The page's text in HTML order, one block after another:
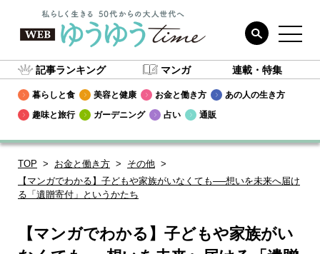
記事ランキング マンガ 連載・特集
暮らしと食 美容と健康 お金と働き方
あの人の生き方
趣味と旅行
ガーデニング 占い 通販
TOP お金と働き方
その他
【マンガでわかる】子どもや家族がいなくても──想いを未来へ届け
る「遺贈寄付」というかたち
【マンガでわかる】子どもや家族がい